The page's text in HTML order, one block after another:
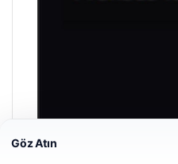
Göz Atın